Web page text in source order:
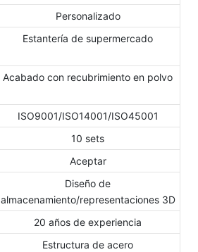
Personalizado
Estantería de supermercado
Acabado con recubrimiento en polvo
ISO9001/ISO14001/ISO45001
10 sets
Aceptar
Diseño de
almacenamiento/representaciones 3D
20 años de experiencia
Estructura de acero